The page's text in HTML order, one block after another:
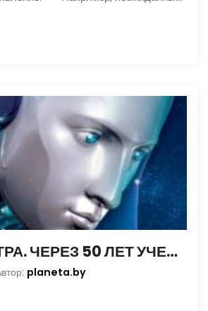
ПОСЛЕЗАВТРА. ЧЕРЕЗ 50 ЛЕТ УЧЕНЫЕ ОСТАНОВЯТ СТАРЕНИЕ, А «ТЕРМИНАТОРЫ» ИЗ ГОЛЛИВУДСКИХ ФИЛЬМОВ ПЕРЕКОЧУЮТ В РЕАЛЬНУЮ ЖИЗНЬ
planeta.by